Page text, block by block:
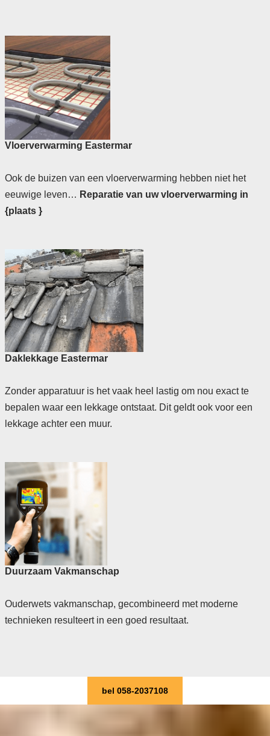
Vloerverwarming Eastermar
Ook de buizen van een vloerverwarming hebben niet het
eeuwige leven… Reparatie van uw vloerverwarming in
{plaats }
Daklekkage Eastermar
Zonder apparatuur is het vaak heel lastig om nou exact te
bepalen waar een lekkage ontstaat. Dit geldt ook voor een
lekkage achter een muur.
Duurzaam Vakmanschap
Ouderwets vakmanschap, gecombineerd met moderne
technieken resulteert in een goed resultaat.
bel 058-2037108